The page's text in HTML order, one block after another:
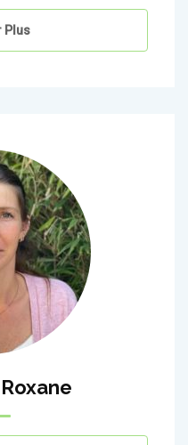
Plus